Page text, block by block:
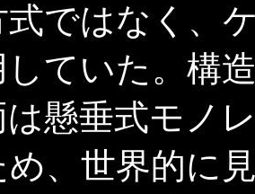
式ではなく、
ていた。構
は懸垂式モノ
、世界的に